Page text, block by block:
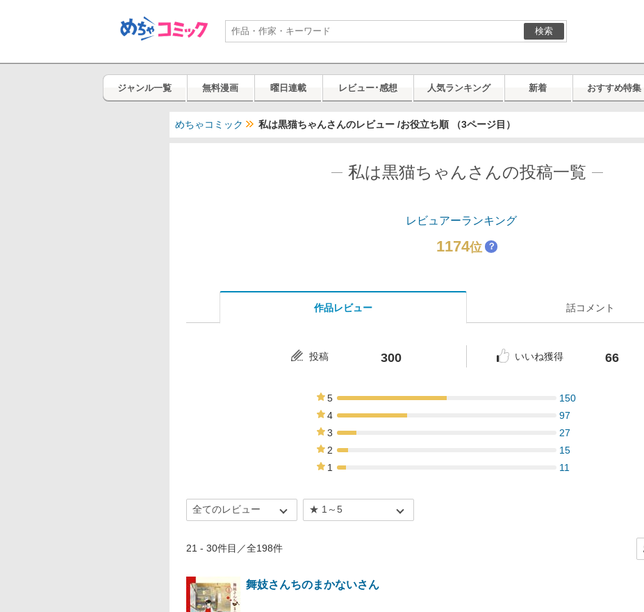
検索
ジャンル一覧 無料漫画 曜日連載 レビュー･感想 人気ランキング 新着 おすすめ特集
めちゃコミック 私は黒猫ちゃんさんのレビュー /お役立ち順 （3ページ目）
私は黒猫ちゃんさんの投稿一覧
レビュアーランキング
1174位 ？
作品レビュー 話コメント
投稿 300 いいね獲得 66
5
150
4
97
3
27
2
15
1
11
21 - 30件目／全198件
舞妓さんちのまかないさん